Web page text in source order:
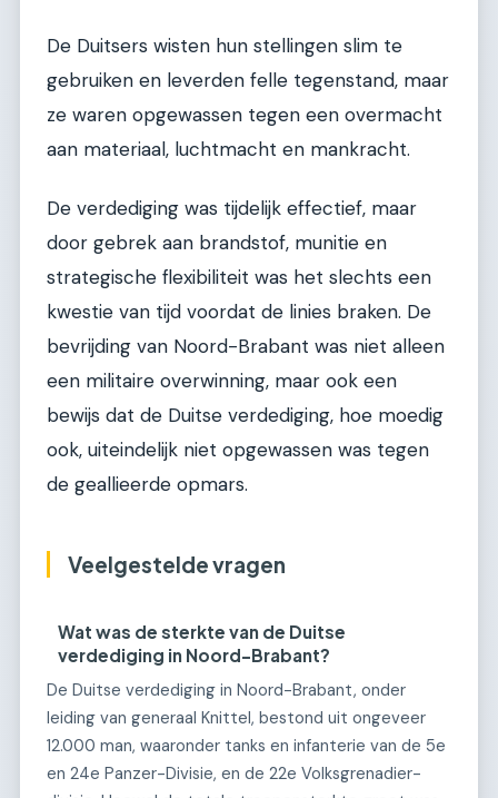
De Duitsers wisten hun stellingen slim te
gebruiken en leverden felle tegenstand, maar
ze waren opgewassen tegen een overmacht
aan materiaal, luchtmacht en mankracht.
De verdediging was tijdelijk effectief, maar
door gebrek aan brandstof, munitie en
strategische flexibiliteit was het slechts een
kwestie van tijd voordat de linies braken. De
bevrijding van Noord-Brabant was niet alleen
een militaire overwinning, maar ook een
bewijs dat de Duitse verdediging, hoe moedig
ook, uiteindelijk niet opgewassen was tegen
de geallieerde opmars.
Veelgestelde vragen
Wat was de sterkte van de Duitse
verdediging in Noord-Brabant?
De Duitse verdediging in Noord-Brabant, onder
leiding van generaal Knittel, bestond uit ongeveer
12.000 man, waaronder tanks en infanterie van de 5e
en 24e Panzer-Divisie, en de 22e Volksgrenadier-